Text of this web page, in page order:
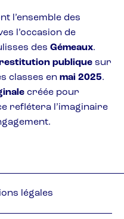
l’ensemble des
l’occasion de
des Gémeaux.
publique sur
classes en mai 2025.
créée pour
reflétera l’imaginaire
légales